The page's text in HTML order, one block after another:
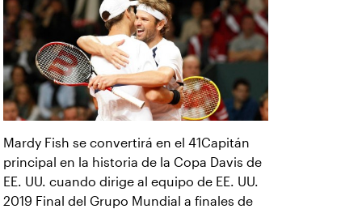
Mardy Fish se convertirá en el 41Capitán
principal en la historia de la Copa Davis de
EE. UU. cuando dirige al equipo de EE. UU.
2019 Final del Grupo Mundial a finales de